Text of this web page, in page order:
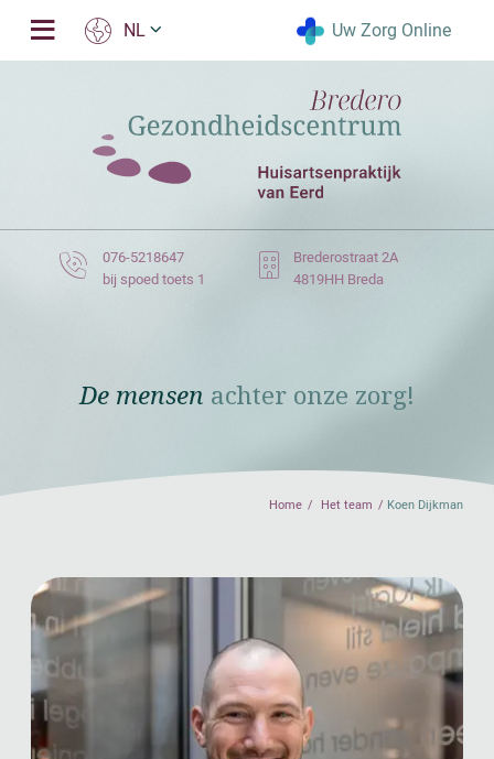
NL Uw Zorg Online
076-5218647
bij spoed toets 1
Brederostraat 2A
4819HH Breda
De mensen achter onze zorg!
Home Het team Koen Dijkman